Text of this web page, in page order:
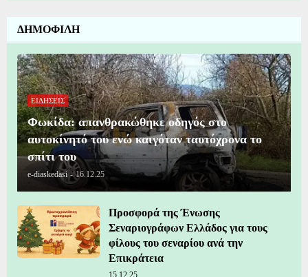
ΔΗΜΟΦΙΛΗ
ΕΙΔΗΣΕΙΣ
Φωκίδα: απανθρακώθηκε οδηγός στο
αυτοκίνητό του ενώ καιγόταν ταυτόχρονα το
σπίτι του
e-diaskedasi - 16.12.25
Προσφορά της Ένωσης
Σεναριογράφων Ελλάδος για τους
φίλους του σεναρίου ανά την
Επικράτεια
15.12.25